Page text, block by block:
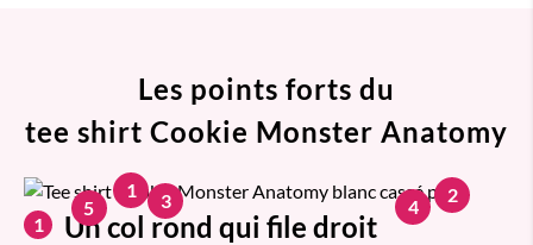
Les points forts du
tee shirt Cookie Monster Anatomy
1 Un col rond qui file droit
1 2
3 4
5